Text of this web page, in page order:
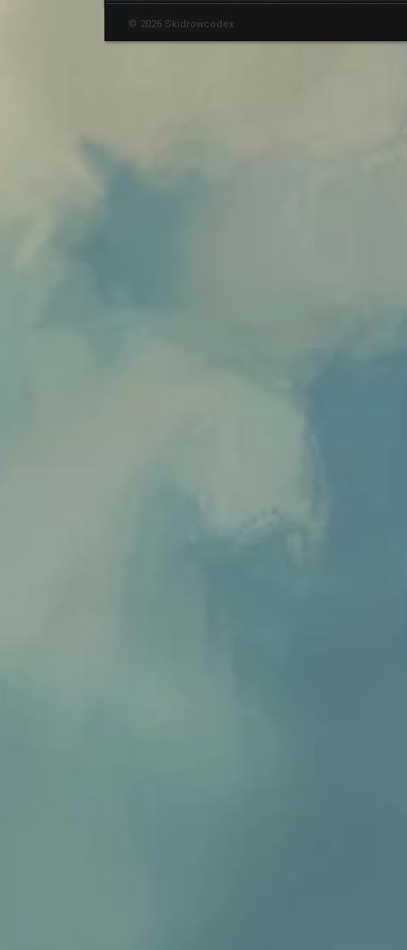
© 2026 Skidrowcodex